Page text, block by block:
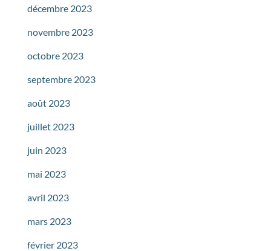
décembre 2023
novembre 2023
octobre 2023
septembre 2023
août 2023
juillet 2023
juin 2023
mai 2023
avril 2023
mars 2023
février 2023